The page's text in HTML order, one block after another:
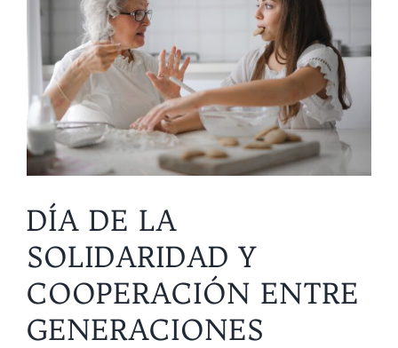
DÍA DE LA
SOLIDARIDAD Y
COOPERACIÓN ENTRE
GENERACIONES